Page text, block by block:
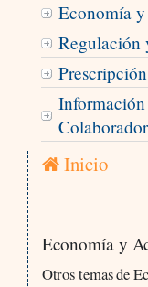
Economía
Regulación
Inicio
Economía y
Otros temas de